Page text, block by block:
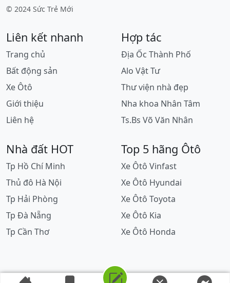
© 2024 Sức Trẻ Mới
Liên kết nhanh
Trang chủ
Bất động sản
Xe Ôtô
Giới thiệu
Liên hệ
Hợp tác
Địa Ốc Thành Phố
Alo Vật Tư
Thư viện nhà đẹp
Nha khoa Nhân Tâm
Ts.Bs Võ Văn Nhân
Nhà đất HOT
Tp Hồ Chí Minh
Thủ đô Hà Nội
Tp Hải Phòng
Tp Đà Nẵng
Tp Cần Thơ
Top 5 hãng Ôtô
Xe Ôtô Vinfast
Xe Ôtô Hyundai
Xe Ôtô Toyota
Xe Ôtô Kia
Xe Ôtô Honda